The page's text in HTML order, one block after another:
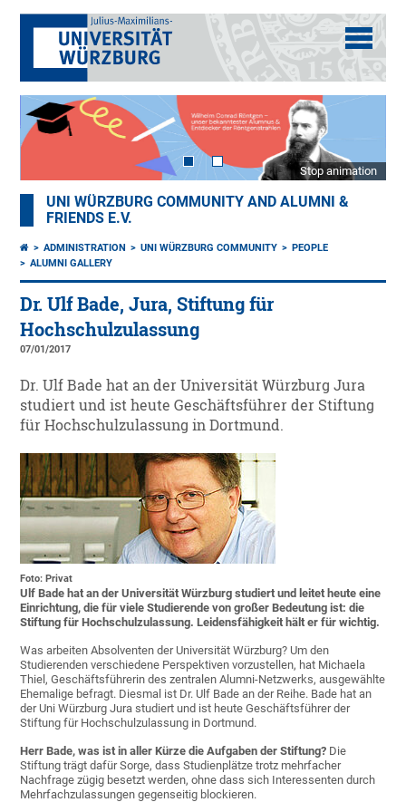
Stop animation
UNI WÜRZBURG COMMUNITY AND ALUMNI &
FRIENDS E.V.
ADMINISTRATION UNI WÜRZBURG COMMUNITY
PEOPLE
ALUMNI GALLERY
Dr. Ulf Bade, Jura, Stiftung für
Hochschulzulassung
07/01/2017
Dr. Ulf Bade hat an der Universität Würzburg Jura
studiert und ist heute Geschäftsführer der Stiftung
für Hochschulzulassung in Dortmund.
Foto: Privat
Ulf Bade hat an der Universität Würzburg studiert und leitet heute eine
Einrichtung, die für viele Studierende von großer Bedeutung ist: die
Stiftung für Hochschulzulassung. Leidensfähigkeit hält er für wichtig.
Was arbeiten Absolventen der Universität Würzburg? Um den
Studierenden verschiedene Perspektiven vorzustellen, hat Michaela
Thiel, Geschäftsführerin des zentralen Alumni-Netzwerks, ausgewählte
Ehemalige befragt. Diesmal ist Dr. Ulf Bade an der Reihe. Bade hat an
der Uni Würzburg Jura studiert und ist heute Geschäftsführer der
Stiftung für Hochschulzulassung in Dortmund.
Herr Bade, was ist in aller Kürze die Aufgaben der Stiftung? Die
Stiftung trägt dafür Sorge, dass Studienplätze trotz mehrfacher
Nachfrage zügig besetzt werden, ohne dass sich Interessenten durch
Mehrfachzulassungen gegenseitig blockieren.